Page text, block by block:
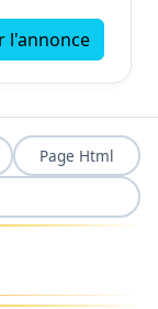
l'annonce
Page Html